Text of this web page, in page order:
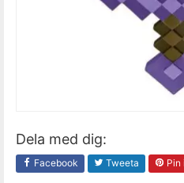
Dela med dig:
Facebook Tweeta Pin